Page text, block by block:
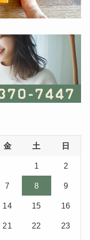
金 土 日
1 2
7 8 9
14 15 16
21 22 23